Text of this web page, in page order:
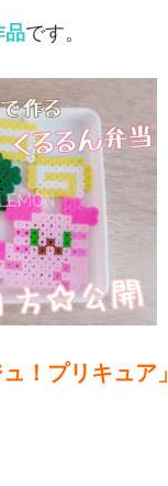
品です。
！プリキュア」